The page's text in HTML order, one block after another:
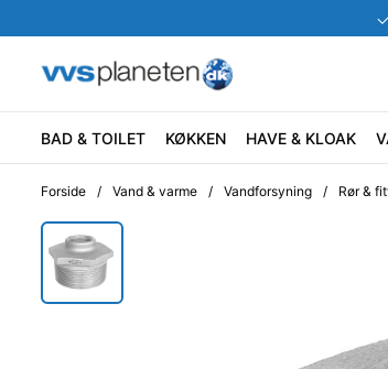
BAD & TOILET KØKKEN HAVE & KLOAK
Forside / Vand & varme / Vandforsyning / Rør &